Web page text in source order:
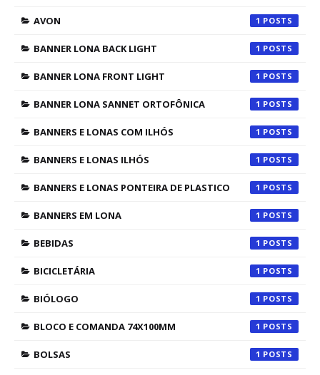
AVON 1
BANNER LONA BACK LIGHT 1
BANNER LONA FRONT LIGHT 1
BANNER LONA SANNET ORTOFÔNICA 1
BANNERS E LONAS COM ILHÓS 1
BANNERS E LONAS ILHÓS 1
BANNERS E LONAS PONTEIRA DE PLASTICO 1
BANNERS EM LONA 1
BEBIDAS 1
BICICLETÁRIA 1
BIÓLOGO 1
BLOCO E COMANDA 74X100MM 1
BOLSAS 1